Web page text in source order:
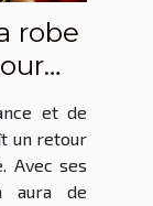
robe
et de
un retour
Avec ses
aura de